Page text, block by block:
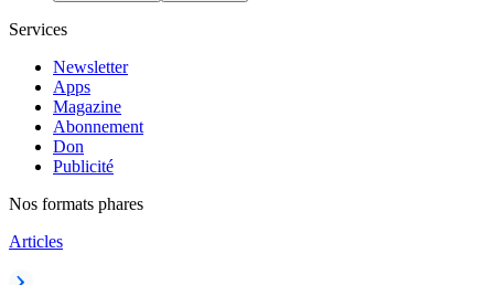
Services
Newsletter
Apps
Magazine
Abonnement
Don
Publicité
Nos formats phares
Articles